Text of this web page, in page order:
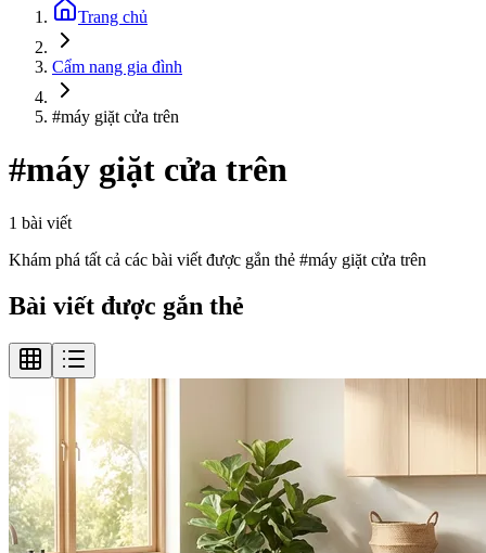
Trang chủ
Cẩm nang gia đình
#máy giặt cửa trên
#máy giặt cửa trên
1 bài viết
Khám phá tất cả các bài viết được gắn thẻ #máy giặt cửa trên
Bài viết được gắn thẻ